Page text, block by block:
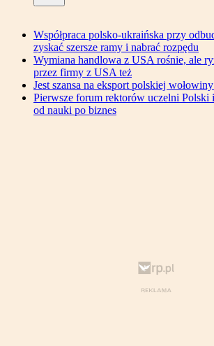
Współpraca polsko-ukraińska przy
zyskać szersze ramy i nabrać rozpędu
Wymiana handlowa z USA rośnie, ale
przez firmy z USA też
Jest szansa na eksport polskiej
Pierwsze forum rektorów uczelni Polski
od nauki po biznes